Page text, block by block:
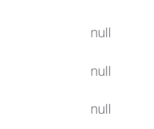
null
null
null